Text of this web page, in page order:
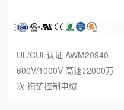
UL/CUL认证 AWM20940
600V/1000V 高速≥2000万
次 拖链控制电缆